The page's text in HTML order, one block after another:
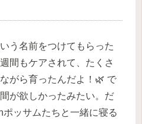
う名前をつけてもらった
間もケアされて、たくさ
がら育ったんだよ！🌿 で
が欲しかったみたい。だ
ッサムたちと一緒に寝る